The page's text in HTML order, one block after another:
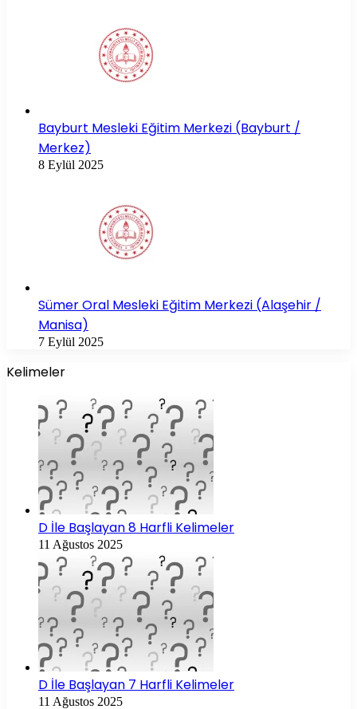
Bayburt Mesleki Eğitim Merkezi (Bayburt /
Merkez)
8 Eylül 2025
Sümer Oral Mesleki Eğitim Merkezi (Alaşehir /
Manisa)
7 Eylül 2025
Kelimeler
D İle Başlayan 8 Harfli Kelimeler
11 Ağustos 2025
D İle Başlayan 7 Harfli Kelimeler
11 Ağustos 2025